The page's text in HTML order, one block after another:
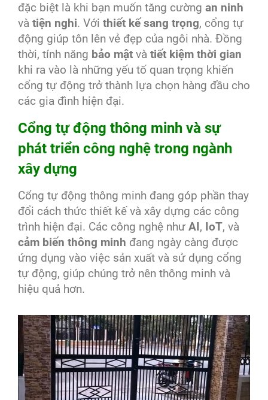
đặc biệt là khi bạn muốn tăng cường an ninh
và tiện nghi. Với thiết kế sang trọng, cổng tự
động giúp tôn lên vẻ đẹp của ngôi nhà. Đồng
thời, tính năng bảo mật và tiết kiệm thời gian
khi ra vào là những yếu tố quan trọng khiến
cổng tự động trở thành lựa chọn hàng đầu cho
các gia đình hiện đại.
Cổng tự động thông minh và sự
phát triển công nghệ trong ngành
xây dựng
Cổng tự động thông minh đang góp phần thay
đổi cách thức thiết kế và xây dựng các công
trình hiện đại. Các công nghệ như AI , IoT, và
cảm biến thông minh đang ngày càng được
ứng dụng vào việc sản xuất và sử dụng cổng
tự động, giúp chúng trở nên thông minh và
hiệu quả hơn.